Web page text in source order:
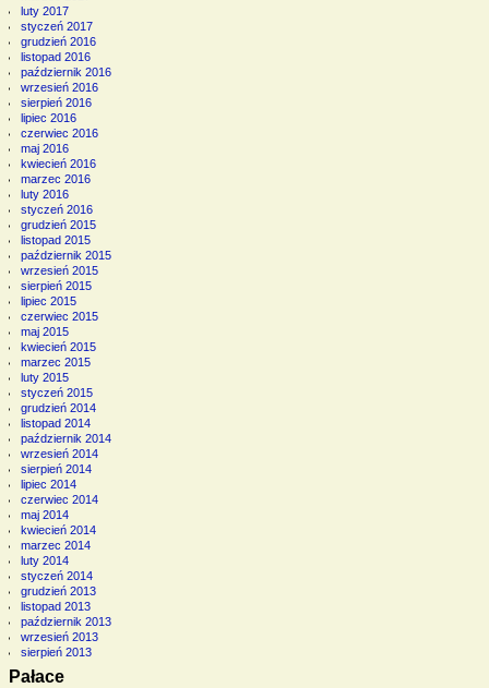
luty 2017
styczeń 2017
grudzień 2016
listopad 2016
październik 2016
wrzesień 2016
sierpień 2016
lipiec 2016
czerwiec 2016
maj 2016
kwiecień 2016
marzec 2016
luty 2016
styczeń 2016
grudzień 2015
listopad 2015
październik 2015
wrzesień 2015
sierpień 2015
lipiec 2015
czerwiec 2015
maj 2015
kwiecień 2015
marzec 2015
luty 2015
styczeń 2015
grudzień 2014
listopad 2014
październik 2014
wrzesień 2014
sierpień 2014
lipiec 2014
czerwiec 2014
maj 2014
kwiecień 2014
marzec 2014
luty 2014
styczeń 2014
grudzień 2013
listopad 2013
październik 2013
wrzesień 2013
sierpień 2013
Pałace